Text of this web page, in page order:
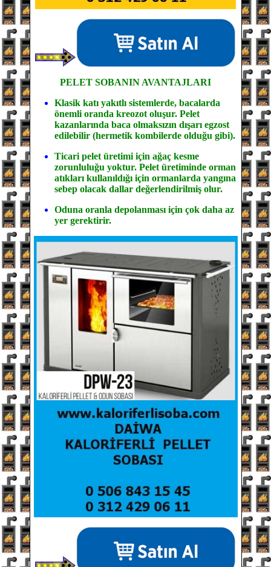
PELET SOBANIN AVANTAJLARI
Klasik katı yakıtlı sistemlerde, bacalarda
önemli oranda kreozot oluşur. Pelet
kazanlarında baca olmaksızın dışarı egzost
edilebilir (hermetik kombilerde olduğu gibi).
Ticari pelet üretimi için ağaç kesme
zorunluluğu yoktur. Pelet üretiminde orman
atıkları kullanıldığı için ormanlarda yangına
sebep olacak dallar değerlendirilmiş olur.
Oduna oranla depolanması için çok daha az
yer gerektirir.